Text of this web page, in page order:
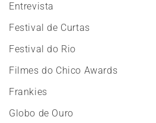
Entrevista
Festival de Curtas
Festival do Rio
Filmes do Chico Awards
Frankies
Globo de Ouro